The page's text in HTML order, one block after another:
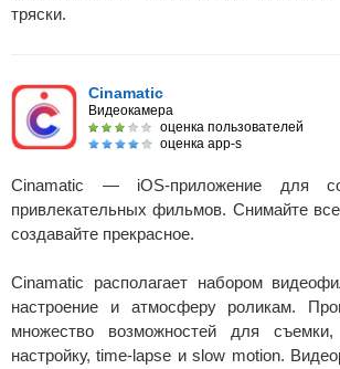
тряски.
Cinamatic
Видеокамера
оценка пользователей
оценка app-s
Cinamatic — iOS-приложение для
привлекательных фильмов. Снимайте
создавайте прекрасное.
Cinamatic располагает набором
настроение и атмосферу роликам.
множество возможностей для
настройку, time-lapse и slow motion.